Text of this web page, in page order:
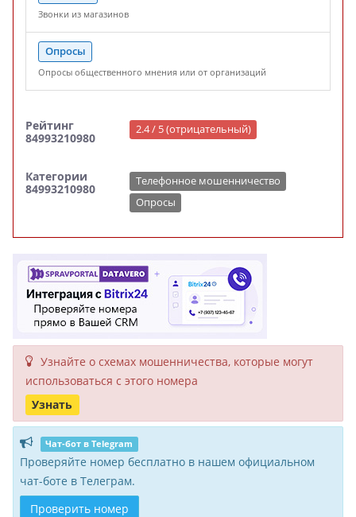
Звонки из магазинов
Опросы
Опросы общественного мнения или от организаций
Рейтинг
84993210980
2.4 / 5 (отрицательный)
Категории
84993210980
Телефонное мошенничество
Опросы
Узнайте о схемах мошенни­чества, кото­рые могут
исполь­зоваться с этого номера
Узнать
Чат-бот в Telegram
Проверяйте номер бесплатно в нашем официальном
чат-боте в Телеграм.
Проверить номер